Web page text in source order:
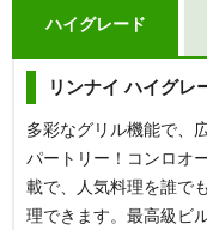
ハイグレード
リンナイ ハイグレ
多彩なグリル機能で、
パートリー！コンロオ
載で、人気料理を誰で
理できます。最高級ビ